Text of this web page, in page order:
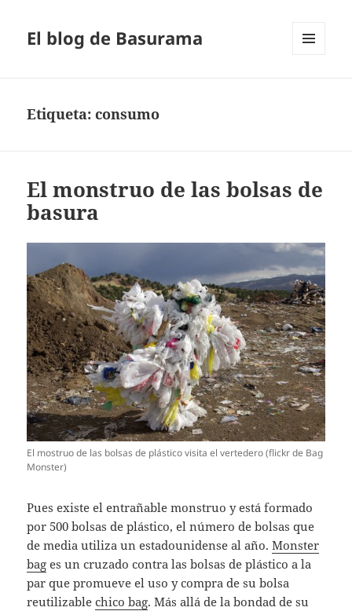
El blog de Basurama
Etiqueta:consumo
El monstruo de las bolsas de
basura
El mostruo de las bolsas de plástico visita el vertedero (flickr de Bag
Monster)
Pues existe el entrañable monstruo y está formado
por 500 bolsas de plástico, el número de bolsas que
de media utiliza un estadounidense al año.Monster
bag es un cruzado contra las bolsas de plástico a la
par que promueve el uso y compra de su bolsa
reutilizablechico bag. Más allá de la bondad de su